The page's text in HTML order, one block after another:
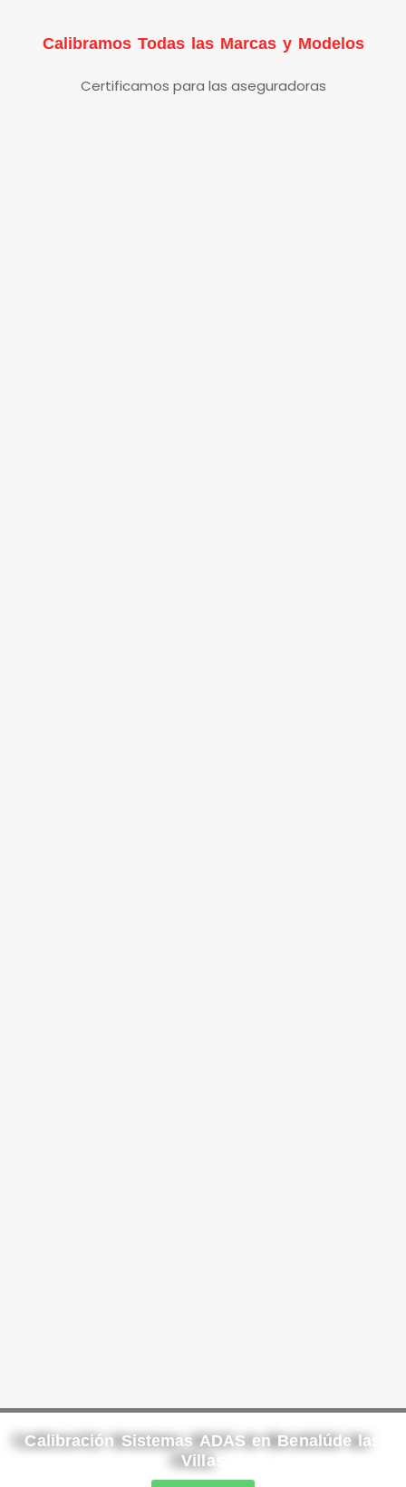
Calibramos Todas las Marcas y Modelos
Certificamos para las aseguradoras
Calibración Sistemas ADAS en Benalúde las
Villas